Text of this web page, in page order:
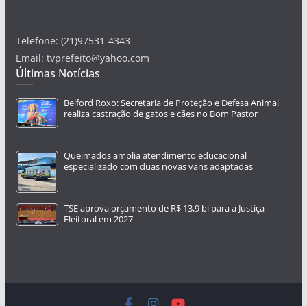
Telefone: (21)97531-4343
Email: tvprefeito@yahoo.com
Últimas Notícias
Belford Roxo: Secretaria de Proteção e Defesa Animal
realiza castração de gatos e cães no Bom Pastor
Queimados amplia atendimento educacional
especializado com duas novas vans adaptadas
TSE aprova orçamento de R$ 13,9 bi para a Justiça
Eleitoral em 2027